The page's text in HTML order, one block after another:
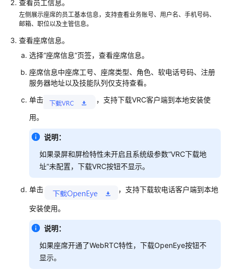
管
理
指
南
客
座
指
南
座
席
作
台
介
绍
配
置
查看员工信息。
左侧展示座席的员工基本信息，支持查看业务账号、用户名、手机号码、
邮箱、职位以及主管信息。
查看座席信息。
选择“座席信息”页签，查看座席信息。
座席信息中座席工号、座席类型、角色、软电话号码、注册
服务器地址以及技能队列仅支持查看。
单击
，支持下载VRC客户端到本地安装使
用。
说明：
如果录屏和屏检特性未开启且系统级参数“VRC下载地
址”未配置，下载VRC按钮不显示。
单击 ，支持下载软电话客户端到本地
安装使用。
说明：
如果座席开通了WebRTC特性，下载OpenEye按钮不
显示。